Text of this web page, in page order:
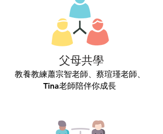
父母共學
教養教練蕭宗智老師、蔡瑄瑾老師、
Tina老師陪伴你成長